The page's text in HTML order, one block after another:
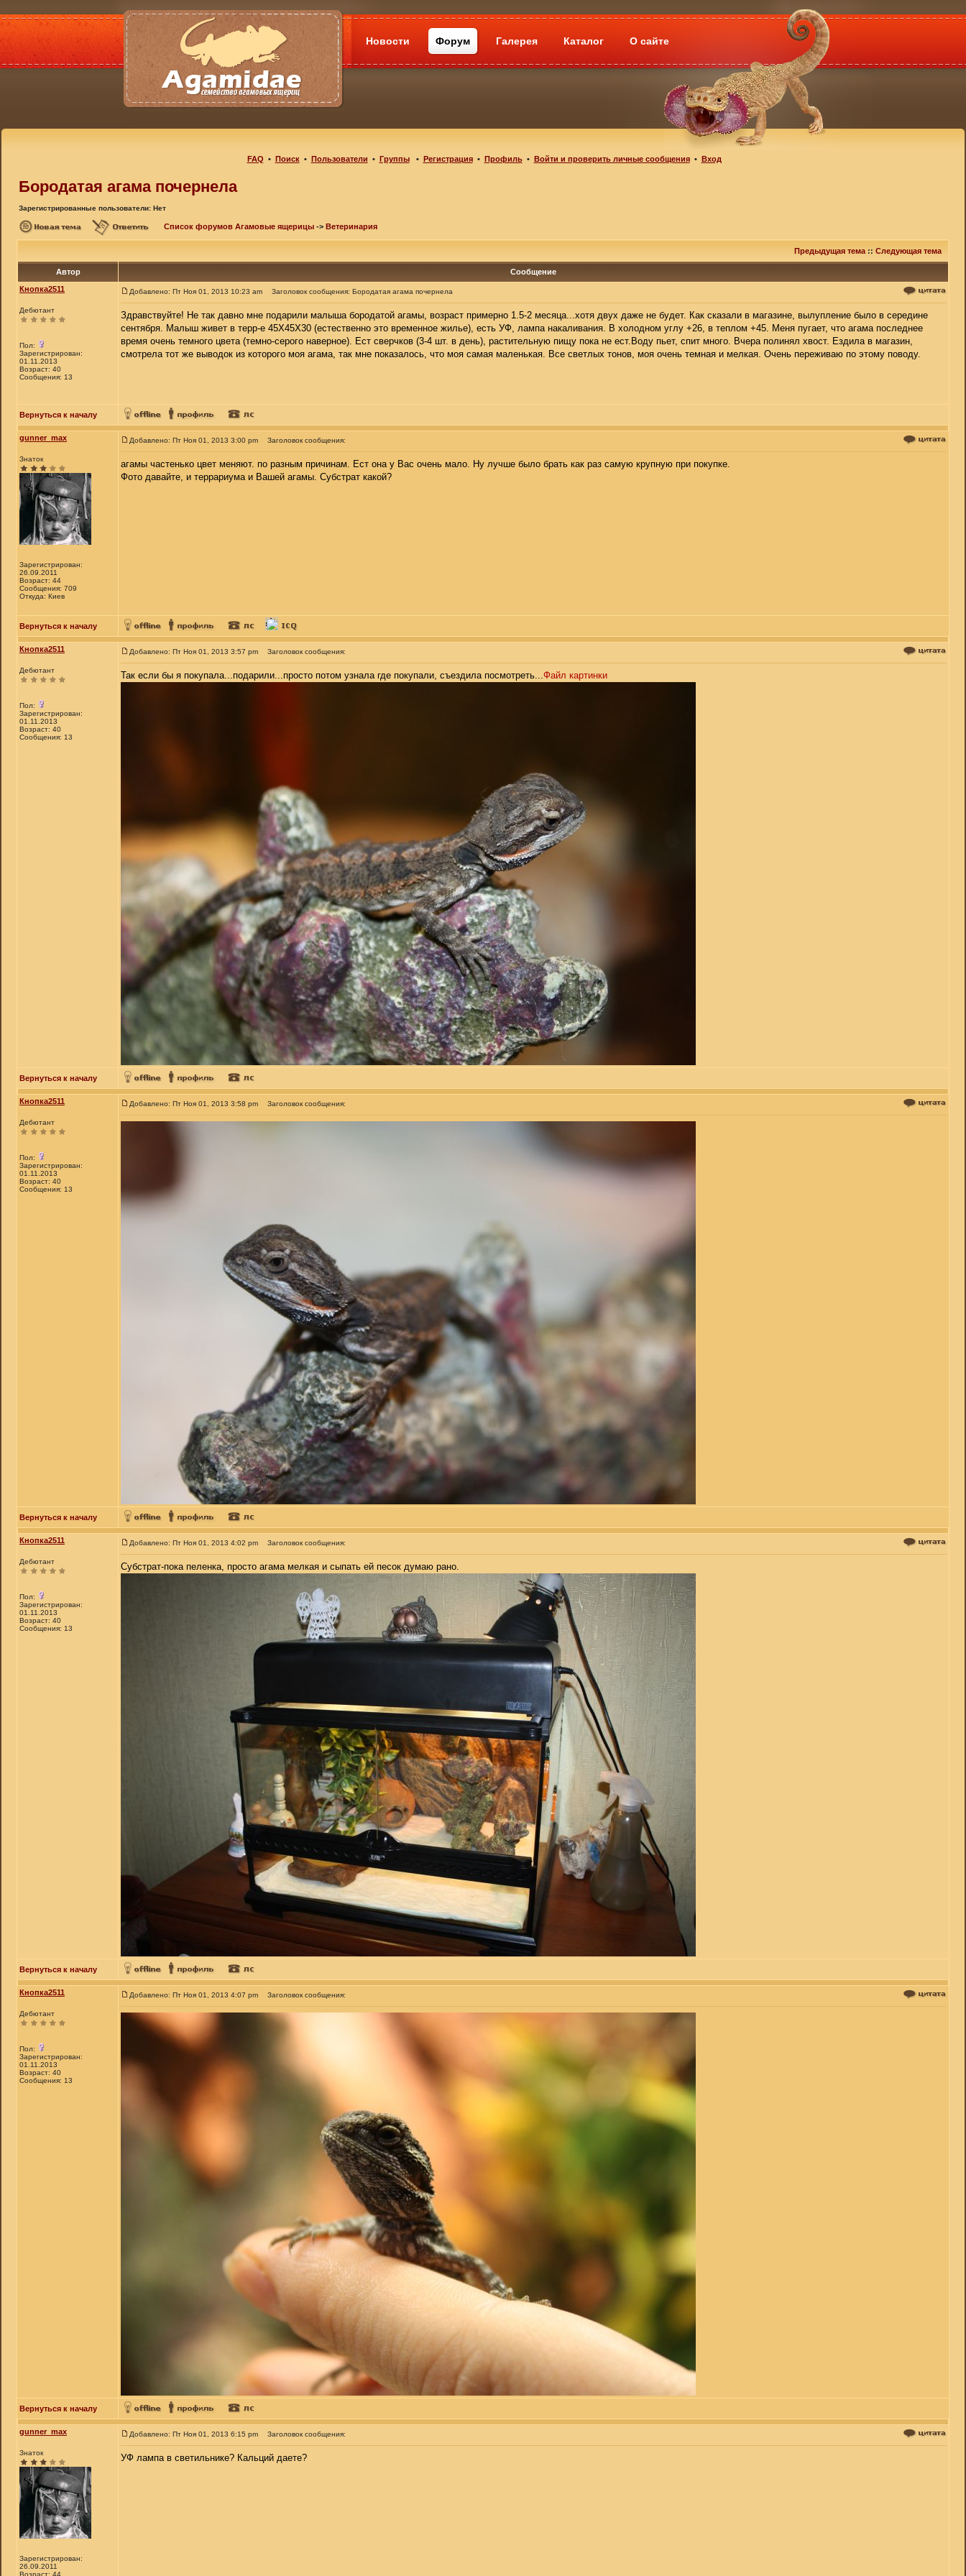
Новости Форум Галерея Каталог О сайте
FAQ • Поиск• Пользователи • Группы• Регистрация• Профиль• Войти и проверить личные сообщения• Вход
Бородатая агама почернела
Зарегистрированные пользователи: Нет
Список форумов Агамовые ящерицы -> Ветеринария
Предыдущая тема :: Следующая тема
Автор
Сообщение
Кнопка2511
Дебютант
Пол:
Зарегистрирован:
01.11.2013
Возраст: 40
Сообщения: 13
Добавлено: Пт Ноя 01, 2013 10:23 am Заголовок сообщения: Бородатая агама почернела
Здравствуйте! Не так давно мне подарили малыша бородатой агамы, возраст примерно 1.5-2 месяца...хотя двух даже не будет. Как сказали в магазине, вылупление было в середине
сентября. Малыш живет в терр-е 45Х45Х30 (естественно это временное жилье), есть УФ, лампа накаливания. В холодном углу +26, в теплом +45. Меня пугает, что агама последнее
время очень темного цвета (темно-серого наверное). Ест сверчков (3-4 шт. в день), растительную пищу пока не ест.Воду пьет, спит много. Вчера полинял хвост. Ездила в магазин,
смотрела тот же выводок из которого моя агама, так мне показалось, что моя самая маленькая. Все светлых тонов, моя очень темная и мелкая. Очень переживаю по этому поводу.
Вернуться к началу
gunner_max
Знаток
Зарегистрирован:
26.09.2011
Возраст: 44
Сообщения: 709
Откуда: Киев
Добавлено: Пт Ноя 01, 2013 3:00 pm Заголовок сообщения:
агамы частенько цвет меняют. по разным причинам. Ест она у Вас очень мало. Ну лучше было брать как раз самую крупную при покупке.
Фото давайте, и террариума и Вашей агамы. Субстрат какой?
Вернуться к началу
Кнопка2511
Дебютант
Пол:
Зарегистрирован:
01.11.2013
Возраст: 40
Сообщения: 13
Добавлено: Пт Ноя 01, 2013 3:57 pm Заголовок сообщения:
Так если бы я покупала...подарили...просто потом узнала где покупали, съездила посмотреть...Файл картинки
Вернуться к началу
Кнопка2511
Дебютант
Пол:
Зарегистрирован:
01.11.2013
Возраст: 40
Сообщения: 13
Добавлено: Пт Ноя 01, 2013 3:58 pm Заголовок сообщения:
Вернуться к началу
Кнопка2511
Дебютант
Пол:
Зарегистрирован:
01.11.2013
Возраст: 40
Сообщения: 13
Добавлено: Пт Ноя 01, 2013 4:02 pm Заголовок сообщения:
Субстрат-пока пеленка, просто агама мелкая и сыпать ей песок думаю рано.
Вернуться к началу
Кнопка2511
Дебютант
Пол:
Зарегистрирован:
01.11.2013
Возраст: 40
Сообщения: 13
Добавлено: Пт Ноя 01, 2013 4:07 pm Заголовок сообщения:
Вернуться к началу
gunner_max
Знаток
Зарегистрирован:
26.09.2011
Возраст: 44
Добавлено: Пт Ноя 01, 2013 6:15 pm Заголовок сообщения:
УФ лампа в светильнике? Кальций даете?